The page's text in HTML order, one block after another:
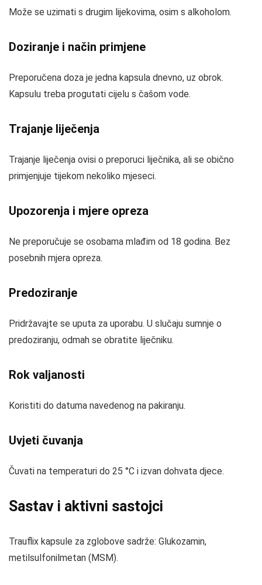
Može se uzimati s drugim lijekovima, osim s alkoholom.
Doziranje i način primjene
Preporučena doza je jedna kapsula dnevno, uz obrok.
Kapsulu treba progutati cijelu s čašom vode.
Trajanje liječenja
Trajanje liječenja ovisi o preporuci liječnika, ali se obično
primjenjuje tijekom nekoliko mjeseci.
Upozorenja i mjere opreza
Ne preporučuje se osobama mlađim od 18 godina. Bez
posebnih mjera opreza.
Predoziranje
Pridržavajte se uputa za uporabu. U slučaju sumnje o
predoziranju, odmah se obratite liječniku.
Rok valjanosti
Koristiti do datuma navedenog na pakiranju.
Uvjeti čuvanja
Čuvati na temperaturi do 25 °C i izvan dohvata djece.
Sastav i aktivni sastojci
Trauflix kapsule za zglobove sadrže: Glukozamin,
metilsulfonilmetan (MSM).